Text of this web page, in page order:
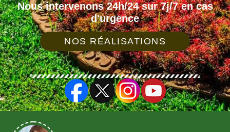
Nous intervenons 24h/24 sur 7j/7 en cas
d'urgence
NOS RÉALISATIONS